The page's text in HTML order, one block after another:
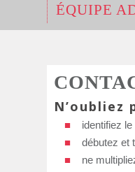
ÉQUIPE
identifiez
débutez et
ne